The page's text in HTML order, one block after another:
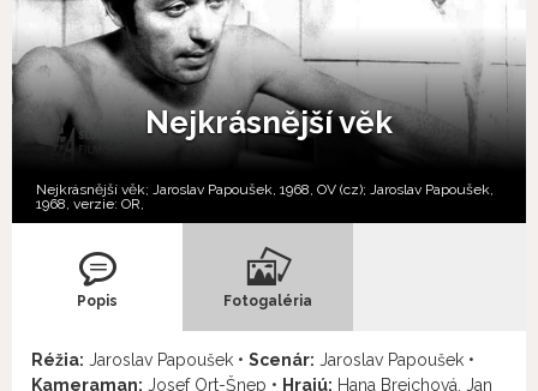
Nejkrásnější věk
Nejkrásnější věk; Jaroslav Papoušek, 1968, OV (cz); Jaroslav Papoušek,
1968, verzie: OR,
Popis Fotogaléria
Réžia: Jaroslav Papoušek • Scenár: Jaroslav Papoušek •
Kameraman: Josef Ort-Šnep • Hrajú: Hana Brejchová, Jan